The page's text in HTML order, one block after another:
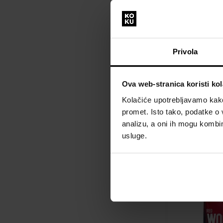
Privola
Ova web-stranica koristi
Kolačiće upotrebljavamo
promet. Isto tako, podatke
analizu, a oni ih mogu
usluge.
Dsquared2
tester
100ml -
Tester - Žene
Dostupno
194,00 €